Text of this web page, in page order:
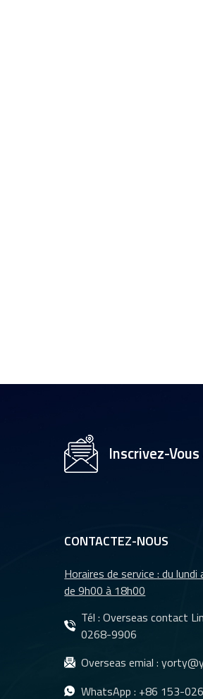
Inscrivez-
CONTACTEZ-NOUS
Horaires de service : du lundi
de 9h00 à 18h00
Tél : Overseas contact
0268-9906
Overseas emial :
WhatsApp : +86 153-